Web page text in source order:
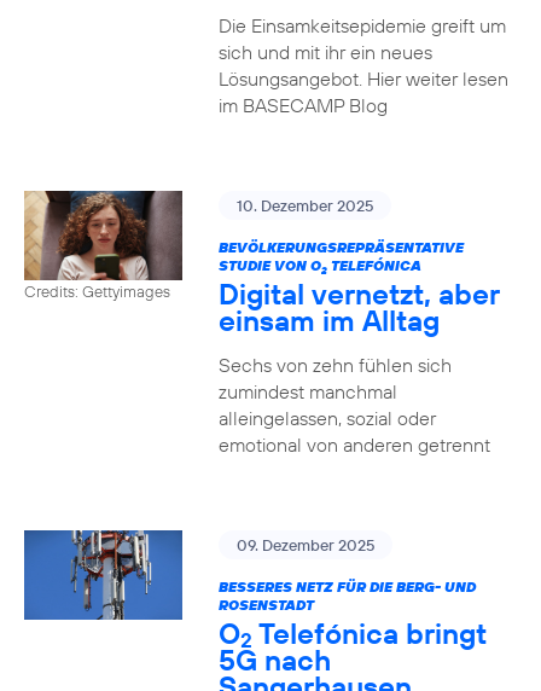
Die Einsamkeitsepidemie greift um
sich und mit ihr ein neues
Lösungsangebot. Hier weiter lesen
im BASECAMP Blog
Credits: Gettyimages
10. Dezember 2025
BEVÖLKERUNGSREPRÄSENTATIVE
STUDIE VON O2TELEFÓNICA
Digital vernetzt, aber
einsam im Alltag
Sechs von zehn fühlen sich
zumindest manchmal
alleingelassen, sozial oder
emotional von anderen getrennt
09. Dezember 2025
BESSERES NETZ FÜR DIE BERG- UND
ROSENSTADT
O2 Telefónica bringt
5G nach